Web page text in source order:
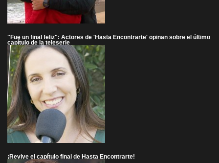
"Fue un final feliz": Actores de 'Hasta Encontrarte' opinan sobre el último
capítulo de la teleserie
¡Revive el capítulo final de Hasta Encontrarte!